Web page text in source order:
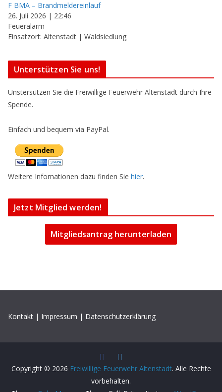
F BMA – Brandmeldereinlauf
26. Juli 2026 | 22:46
Feueralarm
Einsatzort: Altenstadt | Waldsiedlung
Unterstützen Sie uns!
Unstersützen Sie die Freiwillige Feuerwehr Altenstadt durch Ihre
Spende.
Einfach und bequem via PayPal.
Weitere Infomationen dazu finden Sie hier.
Jetzt Mitglied werden!
Mitgliedsantrag herunterladen
Kontakt | Impressum | Datenschutzerklärung
Copyright © 2026 Freiwillige Feuerwehr Altenstadt. Alle Rechte
vorbehalten.